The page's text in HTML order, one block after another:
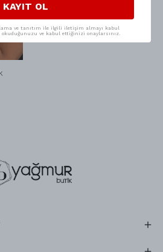
KAYIT OL
ve tanıtım ile ilgili iletişim almayı kabul
ve kabul ettiğinizi onaylarsınız.